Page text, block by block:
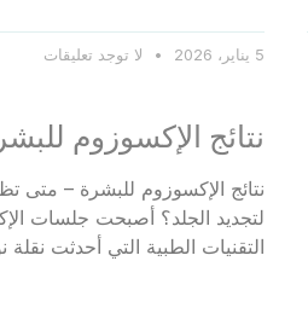
5 يناير، 2026 لا توجد تعليقات
نتائج الإكسوزوم
نتائج الإكسوزوم للبشرة – متى
لتجديد الجلد؟ أصبحت جلسات
التقنيات الطبية التي أحدثت